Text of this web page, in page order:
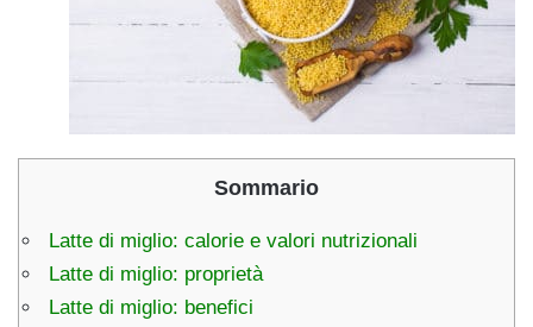
Sommario
Latte di miglio: calorie e valori nutrizionali
Latte di miglio: proprietà
Latte di miglio: benefici